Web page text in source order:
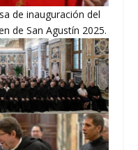
de inauguración del
de San Agustín 2025.